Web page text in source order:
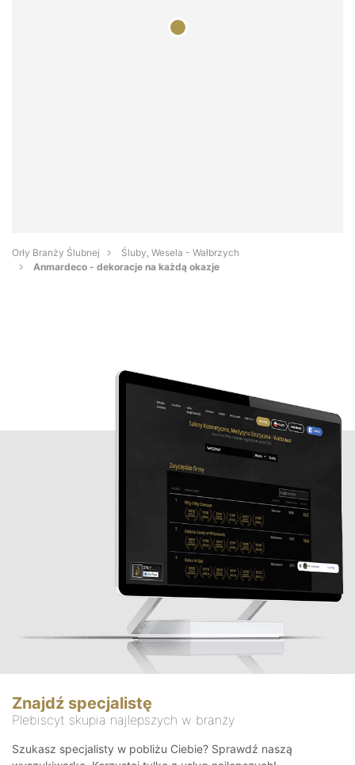
Orły Branży Ślubnej
Śluby, Wesela - Wałbrzych
Anmardeco - dekoracje na każdą okazje
Znajdź specjalistę
Plebiscyt skupia najlepszych w branży
Szukasz specjalisty w pobliżu Ciebie? Sprawdź naszą